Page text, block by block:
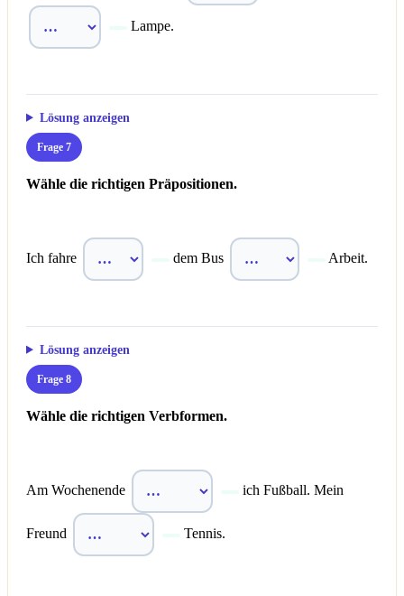
Lampe.
Lösung anzeigen
Frage 7
Wähle die richtigen Präpositionen.
Ich fahre dem Bus Arbeit.
Lösung anzeigen
Frage 8
Wähle die richtigen Verbformen.
Am Wochenende ich Fußball. Mein
Freund Tennis.